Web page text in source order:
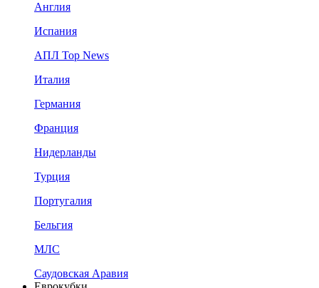
Англия
Испания
АПЛ Top News
Италия
Германия
Франция
Нидерланды
Турция
Португалия
Бельгия
МЛС
Саудовская Аравия